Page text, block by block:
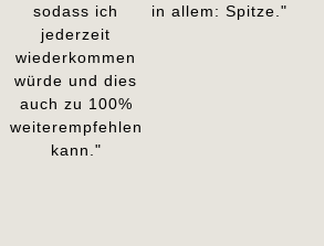
sodass ich
jederzeit
wiederkommen
würde und dies
auch zu 100%
weiterempfehlen
kann."
in allem: Spitze."